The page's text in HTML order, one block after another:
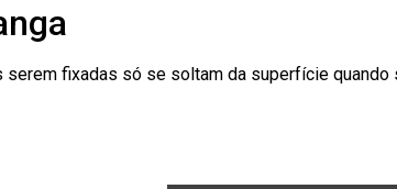
fixadas só se soltam da superfície quando